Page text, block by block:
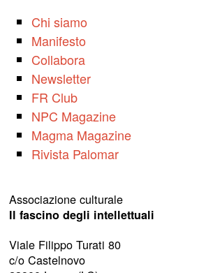
Chi siamo
Manifesto
Collabora
Newsletter
FR Club
NPC Magazine
Magma Magazine
Rivista Palomar
Associazione culturale
Il fascino degli intellettuali
Viale Filippo Turati 80
c/o Castelnovo